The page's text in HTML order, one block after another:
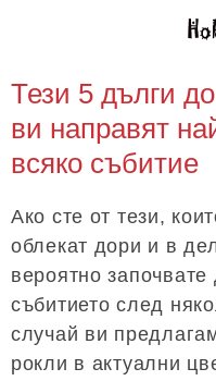
Тези 5 дълги
ви направят
всяко събитие
Ако сте от тези,
облекат дори и в
вероятно започвате
събитието след
случай ви
рокли в актуални